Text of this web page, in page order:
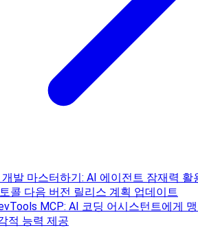
발 마스터하기: AI 에이전트 잠재력 활
콜 다음 버전 릴리스 계획 업데이트
MCP: AI 코딩 어시스턴트에게
적 능력 제공